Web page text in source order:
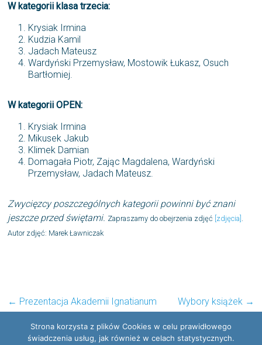
W kategorii klasa trzecia:
Krysiak Irmina
Kudzia Kamil
Jadach Mateusz
Wardyński Przemysław, Mostowik Łukasz, Osuch
Bartłomiej.
W kategorii OPEN:
Krysiak Irmina
Mikusek Jakub
Klimek Damian
Domagała Piotr, Zając Magdalena, Wardyński
Przemysław, Jadach Mateusz.
Zwycięzcy poszczególnych kategorii powinni być znani
jeszcze przed świętami. Zapraszamy do obejrzenia zdjęć [zdjęcia] .
Autor zdjęć: Marek Ławniczak
← Prezentacja Akademii Ignatianum Wybory książek →
Strona korzysta z plików Cookies w celu prawidłowego
świadczenia usług, jak również w celach statystycznych.